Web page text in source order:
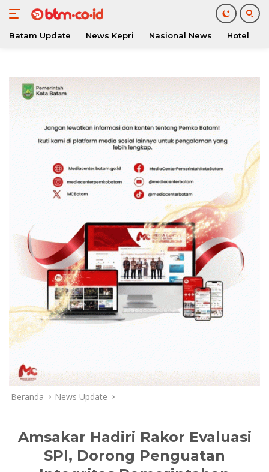
konten
Batam Update News Kepri Nasional News Hotel
Beranda News Update
Amsakar Hadiri Rakor Evaluasi
SPI, Dorong Penguatan